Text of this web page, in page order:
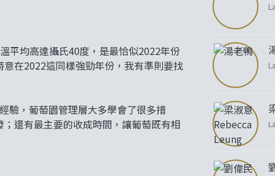
平均高達攝氏40度，是最恰似2022年份
在2022這同樣強勁年份，我有準則要找
驗，葡萄園管理層大多學會了很多措
還有最主要的收成時間，讓葡萄既有相